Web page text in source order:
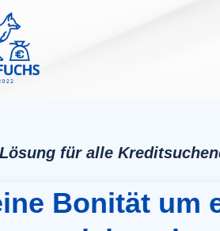
für alle
Bonität um